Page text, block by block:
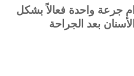
8 ملليغرام جرعة واحدة فعالاً بشكل
بعد الجراحة